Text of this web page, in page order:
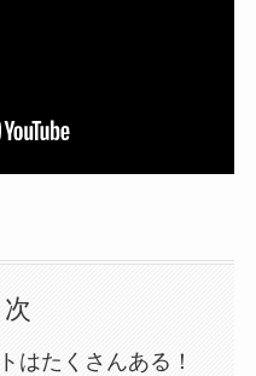
次
はたくさんある！